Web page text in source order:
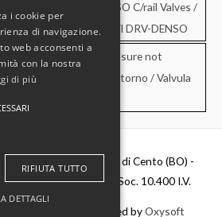
– DENSO / DRV-DENSO C/rail Valves /
DENSO / Valvula c/rail DRV-DENSO
e di non ritorno / Pressure not
de sobrepresion y no retorno / Valvula
Fosso,2 40066 - Pieve di Cento (BO) -
0356411037 - Cap. Soc. 10.400 I.V.
- Powered byOxysoft
i cookie per
di navigazione.
web acconsenti a
con la nostra
di più
RIFIUTA TUTTO
DETTAGLI